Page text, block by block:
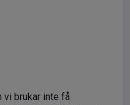
vi brukar inte få